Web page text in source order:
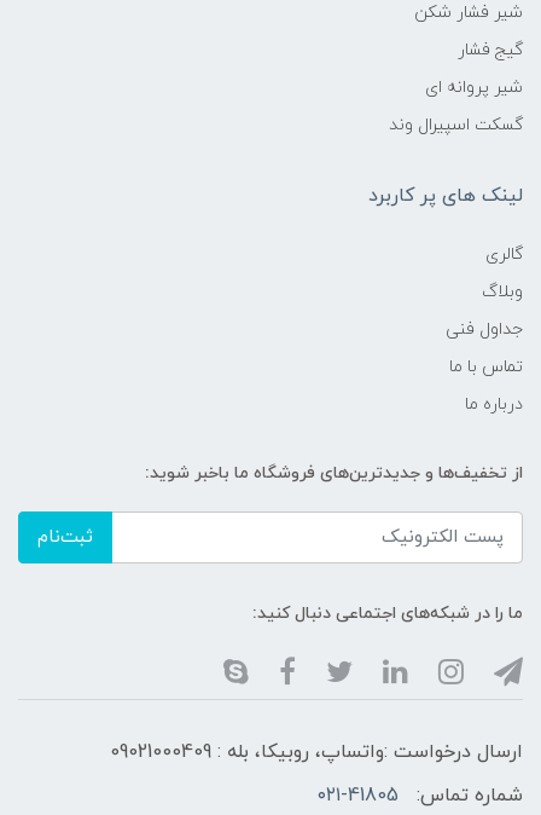
شیر فشار شکن
گیج فشار
شیر پروانه ای
گسکت اسپیرال وند
لینک های پر کاربرد
گالری
وبلاگ
جداول فنی
تماس با ما
درباره ما
از تخفیف‌ها و جدیدترین‌های فروشگاه ما باخبر شوید:
ثبت‌نام
ما را در شبکه‌های اجتماعی دنبال کنید:
ارسال درخواست :واتساپ، روبیکا، بله : 09021000409
شماره تماس:
۰۲۱-41805